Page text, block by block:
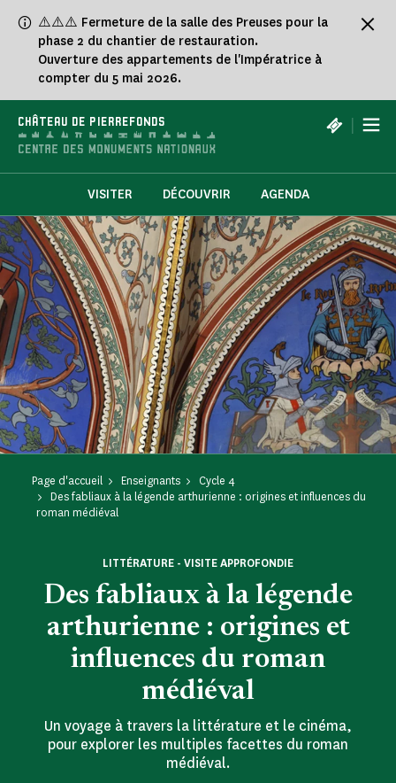
⚠️⚠️⚠️ Fermeture de la salle des Preuses pour la
phase 2 du chantier de restauration.
Ouverture des appartements de l'Impératrice à
compter du 5 mai 2026.
CHÂTEAU DE PIERREFONDS |
VISITER DÉCOUVRIR AGENDA
Page d'accueil Enseignants
Cycle 4
Des fabliaux à la légende arthurienne : origines et influences du
roman médiéval
Des fabliaux à la légende
arthurienne : origines et
influences du roman
médiéval
LITTÉRATURE - VISITE APPROFONDIE
Un voyage à travers la littérature et le cinéma,
pour explorer les multiples facettes du roman
médiéval.